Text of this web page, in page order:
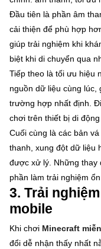
Đầu tiên là phần âm
cải thiện để phù hợp
giúp trải nghiệm khi
biệt khi di chuyển qua
Tiếp theo là tối ưu hiệu
nguồn dữ liệu cùng lúc,
trường hợp nhất định.
chơi trên thiết bị di
Cuối cùng là các bản
thanh, xung đột dữ liệu
được xử lý. Những thay
phần làm trải nghiệm
3. Trải
mobile
Khi chơi Minecraft
đổi dễ nhận thấy nhất